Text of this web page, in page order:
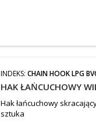
INDEKS:CHAIN HOOK LPG
HAK ŁAŃCUCHOWY
Hak łańcuchowy
sztuka